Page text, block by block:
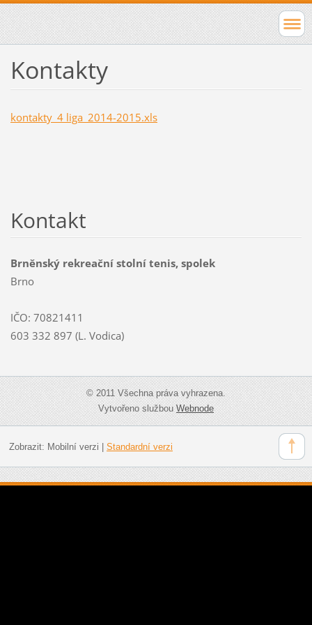
Kontakty
kontakty_4 liga_2014-2015.xls
Kontakt
Brněnský rekreační stolní tenis, spolek
Brno
IČO: 70821411
603 332 897 (L. Vodica)
© 2011 Všechna práva vyhrazena.
Vytvořeno službouWebnode
Zobrazit: Mobilní verzi Standardní verzi